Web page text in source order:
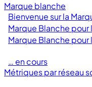
Marque blanche
Bienvenue sur la
Marque Blanche pour
Marque Blanche pour
… en cours
Métriques par réseau